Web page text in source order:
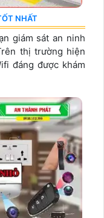
NHẤT
giám sát an ninh
thị trường hiện
đáng được khám